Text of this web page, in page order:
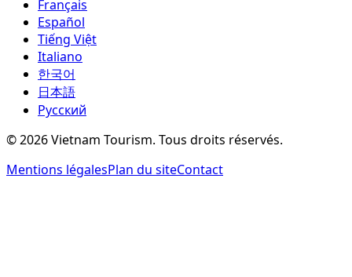
Français
Español
Tiếng Việt
Italiano
한국어
日本語
Русский
©2026Vietnam Tourism. Tous droits réservés.
Mentions légalesPlan du siteContact